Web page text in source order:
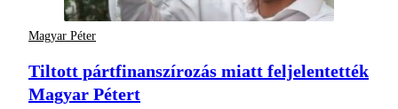
Magyar Péter
Tiltott pártfinanszírozás miatt feljelentették
Magyar Pétert